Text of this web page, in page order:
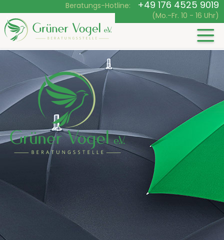
Beratungs-Hotline: +49 176 4525 9019
(Mo.-Fr. 10 - 16 Uhr)